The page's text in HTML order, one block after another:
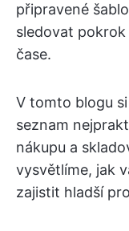
připravené
sledovat
čase.
V tomto blogu
seznam
nákupu a
vysvětlíme, jak
zajistit hladší